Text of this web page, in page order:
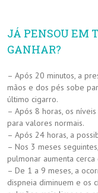
JÁ PENSOU EM
GANHAR?
– Após 20 minutos, a
mãos e dos pés sobe
último cigarro.
– Após 8 horas, os
para valores normais.
– Após 24 horas, a
– Nos 3 meses
pulmonar aumenta cerca
– De 1 a 9 meses, a
dispneia diminuem e os